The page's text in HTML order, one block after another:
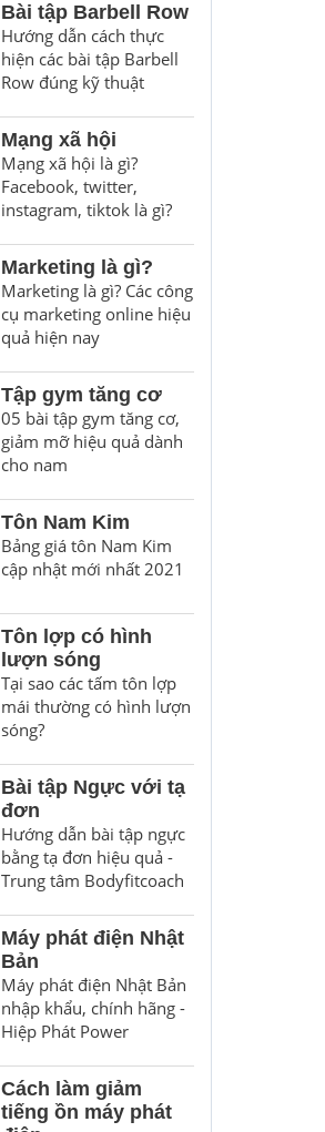
Bài tập Barbell Row
Hướng dẫn cách thực
hiện các bài tập Barbell
Row đúng kỹ thuật
Mạng xã hội
Mạng xã hội là gì?
Facebook, twitter,
instagram, tiktok là gì?
Marketing là gì?
Marketing là gì? Các công
cụ marketing online hiệu
quả hiện nay
Tập gym tăng cơ
05 bài tập gym tăng cơ,
giảm mỡ hiệu quả dành
cho nam
Tôn Nam Kim
Bảng giá tôn Nam Kim
cập nhật mới nhất 2021
Tôn lợp có hình
lượn sóng
Tại sao các tấm tôn lợp
mái thường có hình lượn
sóng?
Bài tập Ngực với tạ
đơn
Hướng dẫn bài tập ngực
bằng tạ đơn hiệu quả -
Trung tâm Bodyfitcoach
Máy phát điện Nhật
Bản
Máy phát điện Nhật Bản
nhập khẩu, chính hãng -
Hiệp Phát Power
Cách làm giảm
tiếng ồn máy phát